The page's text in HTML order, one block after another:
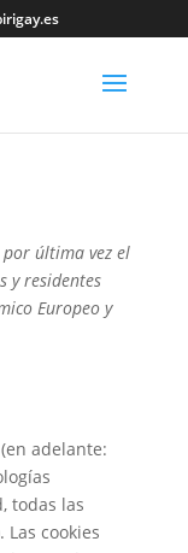
última vez el
y residentes
Europeo y
(en adelante:
todas las
Las cookies